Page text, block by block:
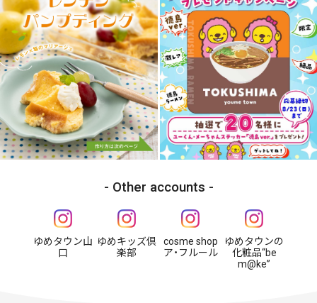
Other accounts
ゆめタウン山
口
ゆめキッズ倶
楽部
cosme shop
ア・フルール
ゆめタウンの
化粧品“be
m@ke”